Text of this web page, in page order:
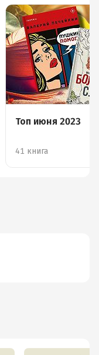
Топ июня 2023
41 книга